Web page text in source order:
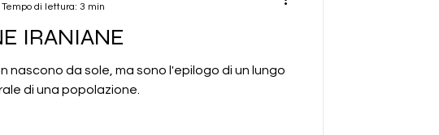
IRANIANE
nascono da sole, ma sono l'epilogo di un lungo
di una popolazione.
Tempo di lettura: 3 min